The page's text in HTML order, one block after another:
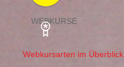
WEBKURSE
Webkursarten im Überblick